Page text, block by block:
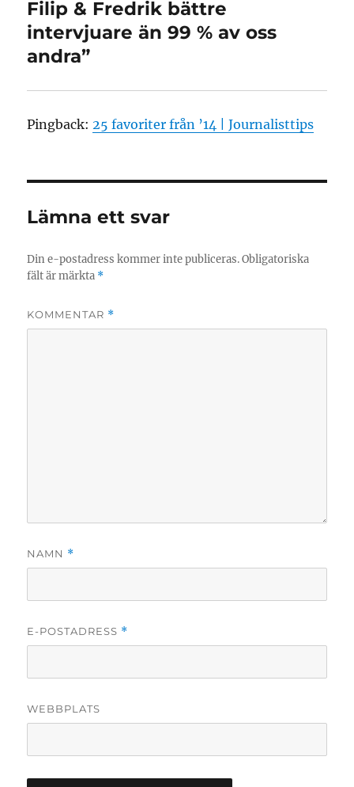
Filip & Fredrik bättre
intervjuare än 99 % av oss
andra”
Pingback:25 favoriter från ’14 | Journalisttips
Lämna ett svar
Din e-postadress kommer inte publiceras. Obligatoriska
fält är märkta *
KOMMENTAR *
NAMN *
E-POSTADRESS *
WEBBPLATS